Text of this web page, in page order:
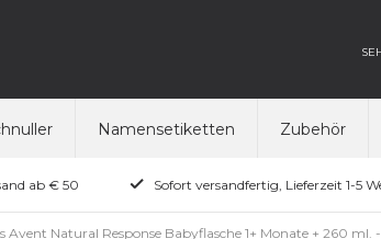
Namensetiketten Zubehör
ab € 50 Sofort versandfertig, Lieferzeit 1-5
Avent Natural Response Babyflasche 1+ Monate + 260 ml.